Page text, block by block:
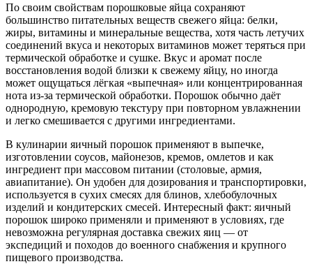
По своим свойствам порошковые яйца сохраняют
большинство питательных веществ свежего яйца: белки,
жиры, витамины и минеральные вещества, хотя часть летучих
соединений вкуса и некоторых витаминов может теряться при
термической обработке и сушке. Вкус и аромат после
восстановления водой близки к свежему яйцу, но иногда
может ощущаться лёгкая «выпечная» или концентрированная
нота из‑за термической обработки. Порошок обычно даёт
однородную, кремовую текстуру при повторном увлажнении
и легко смешивается с другими ингредиентами.
В кулинарии яичный порошок применяют в выпечке,
изготовлении соусов, майонезов, кремов, омлетов и как
ингредиент при массовом питании (столовые, армия,
авиапитание). Он удобен для дозирования и транспортировки,
используется в сухих смесях для блинов, хлебобулочных
изделий и кондитерских смесей. Интересный факт: яичный
порошок широко применяли и применяют в условиях, где
невозможна регулярная доставка свежих яиц — от
экспедиций и походов до военного снабжения и крупного
пищевого производства.